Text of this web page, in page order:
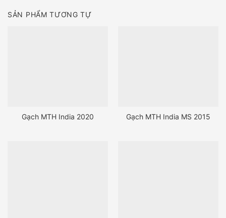
SẢN PHẨM TƯƠNG TỰ
Gạch MTH India 2020 Gạch MTH India MS 2015